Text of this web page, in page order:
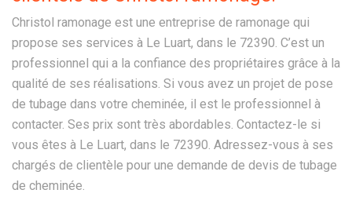
Christol ramonage est une entreprise de ramonage qui
propose ses services à Le Luart, dans le 72390. C’est un
professionnel qui a la confiance des propriétaires grâce à la
qualité de ses réalisations. Si vous avez un projet de pose
de tubage dans votre cheminée, il est le professionnel à
contacter. Ses prix sont très abordables. Contactez-le si
vous êtes à Le Luart, dans le 72390. Adressez-vous à ses
chargés de clientèle pour une demande de devis de tubage
de cheminée.